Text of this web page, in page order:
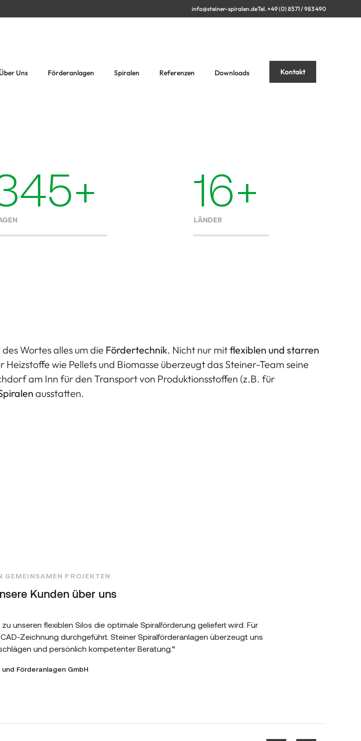
info@steiner-spiralen.deTel. +49 (0) 8571 / 983 490
Über Uns Förderanlagen Spiralen Referenzen Downloads Kontakt
+ 16+
LÄNDER
Wortes alles um die Fördertechnik. Nicht nur mitflexiblen und starren
Heizstoffe wie Pellets und Biomasse überzeugt das Steiner-Team seine
am Inn für den Transport von Produktionsstoffen (z.B. für
ausstatten.
GEMEINSAMEN PROJEKTEN
Kunden über uns
unseren flexiblen Silos die optimale Spiralförderung geliefert wird. Für
Zeichnung durchgeführt. Steiner Spiralförderanlagen überzeugt uns
und persönlich kompetenter Beratung.“
und Förderanlagen GmbH